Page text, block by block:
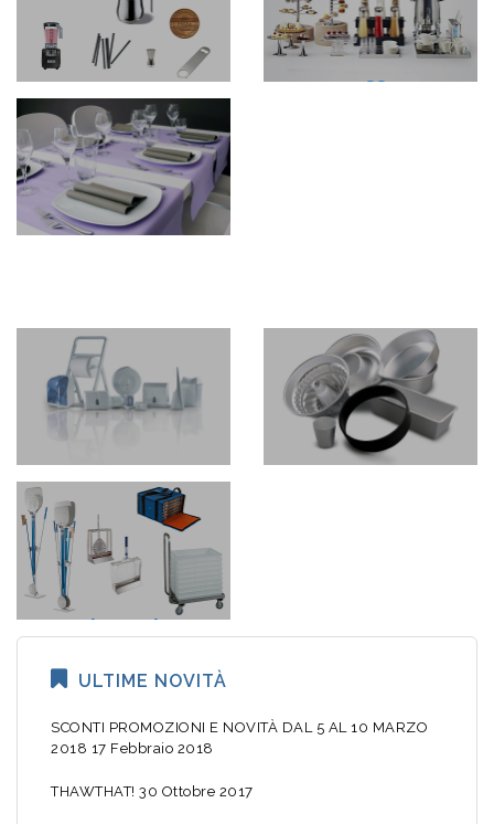
Bar Buffet
In Tavola
Accessori
Bagno
Pasticceria
Pizzeria
ULTIME NOVITÀ
SCONTI PROMOZIONI E NOVITÀ DAL 5 AL 10 MARZO
2018 17 Febbraio 2018
THAWTHAT! 30 Ottobre 2017